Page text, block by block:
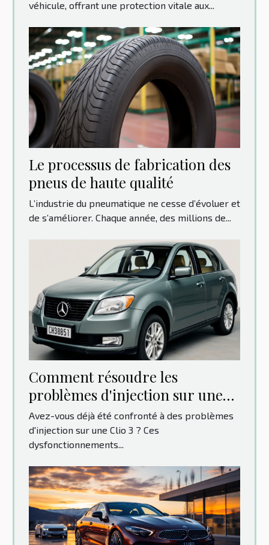
véhicule, offrant une protection vitale aux...
Le processus de fabrication des
pneus de haute qualité
L’industrie du pneumatique ne cesse d’évoluer et
de s’améliorer. Chaque année, des millions de...
Comment résoudre les
problèmes d'injection sur une
Clio 3 : Guide pas à pas
Avez-vous déjà été confronté à des problèmes
d'injection sur une Clio 3 ? Ces
dysfonctionnements...